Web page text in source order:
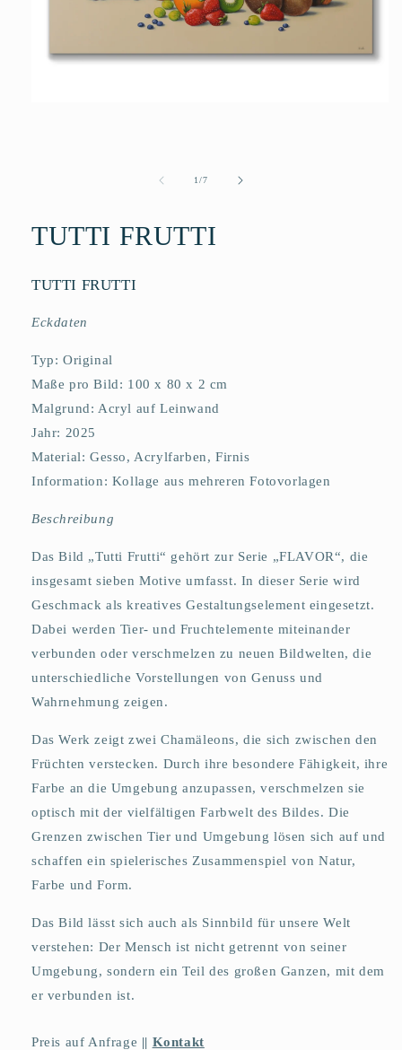
1/von
7
TUTTI FRUTTI
TUTTI FRUTTI
Eckdaten
Typ: Original
Maße pro Bild: 100 x 80 x 2 cm
Malgrund: Acryl auf Leinwand
Jahr: 2025
Material: Gesso, Acrylfarben, Firnis
Information: Kollage aus mehreren Fotovorlagen
Beschreibung
Das Bild „Tutti Frutti“ gehört zur Serie „FLAVOR“, die
insgesamt sieben Motive umfasst. In dieser Serie wird
Geschmack als kreatives Gestaltungselement eingesetzt.
Dabei werden Tier- und Fruchtelemente miteinander
verbunden oder verschmelzen zu neuen Bildwelten, die
unterschiedliche Vorstellungen von Genuss und
Wahrnehmung zeigen.
Das Werk zeigt zwei Chamäleons, die sich zwischen den
Früchten verstecken. Durch ihre besondere Fähigkeit, ihre
Farbe an die Umgebung anzupassen, verschmelzen sie
optisch mit der vielfältigen Farbwelt des Bildes. Die
Grenzen zwischen Tier und Umgebung lösen sich auf und
schaffen ein spielerisches Zusammenspiel von Natur,
Farbe und Form.
Das Bild lässt sich auch als Sinnbild für unsere Welt
verstehen: Der Mensch ist nicht getrennt von seiner
Umgebung, sondern ein Teil des großen Ganzen, mit dem
er verbunden ist.
Preis auf Anfrage || Kontakt